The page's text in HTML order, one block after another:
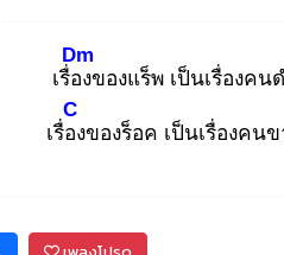
เรื่อง
Dm
ของแร็พ เป็นเรื่องคน
เรื่อง
C
ของร็อค เป็นเรื่องคนข